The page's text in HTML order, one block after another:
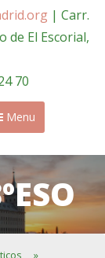
| Carr.
de El Escorial,
70
Menu
»